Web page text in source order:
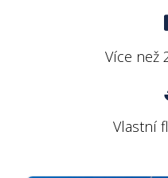
Více než
Vlastní